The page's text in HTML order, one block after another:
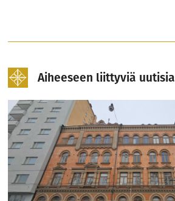
Aiheeseen liittyviä uutisia